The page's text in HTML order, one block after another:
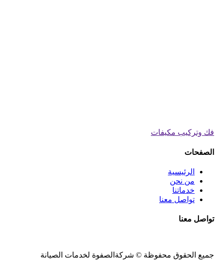
فك وتركيب مكيفات
الصفحات
الرئيسية
من نحن
خدماتنا
تواصل معنا
تواصل معنا
جميع الحقوق محفوظة © شركةالصفوة لخدمات الصيانة